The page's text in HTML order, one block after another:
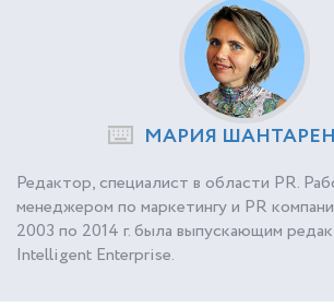
МАРИЯ
Редактор, специалист в области PR.
менеджером по маркетингу и PR
2003 по 2014 г. была выпускающим
Intelligent Enterprise.